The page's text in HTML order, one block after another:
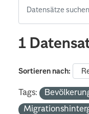
1
Sortieren nach
Tags: